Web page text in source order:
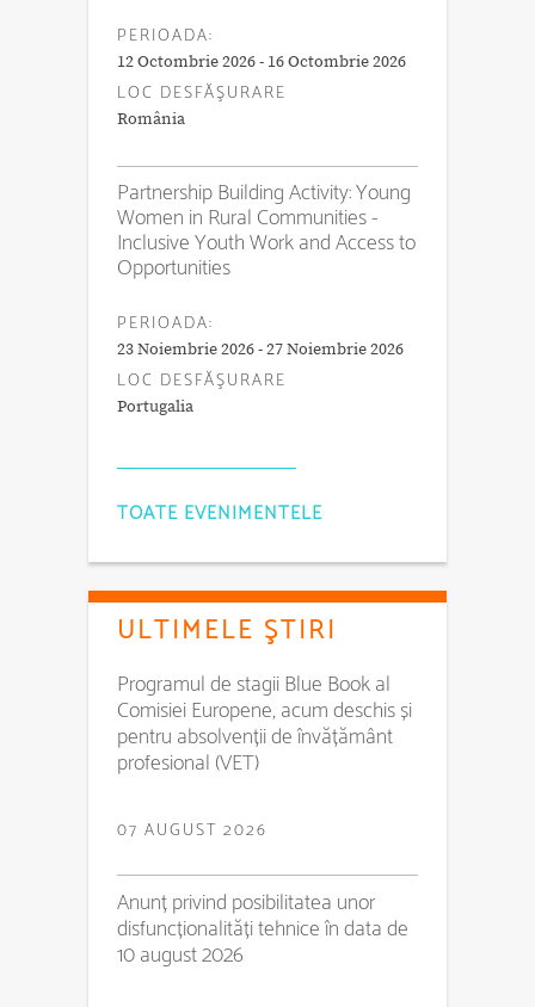
PERIOADA:
12 Octombrie 2026 - 16 Octombrie 2026
LOC DESFĂŞURARE
România
Partnership Building Activity: Young
Women in Rural Communities -
Inclusive Youth Work and Access to
Opportunities
PERIOADA:
23 Noiembrie 2026 - 27 Noiembrie 2026
LOC DESFĂŞURARE
Portugalia
TOATE EVENIMENTELE
ULTIMELE ŞTIRI
Programul de stagii Blue Book al
Comisiei Europene, acum deschis și
pentru absolvenții de învățământ
profesional (VET)
07 AUGUST 2026
Anunț privind posibilitatea unor
disfuncționalități tehnice în data de
10 august 2026